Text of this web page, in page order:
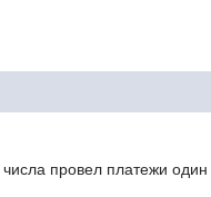
провел платежи